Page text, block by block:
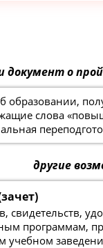
документ о
образовании,
слова
другие
свидетельств,
программам,
учебном